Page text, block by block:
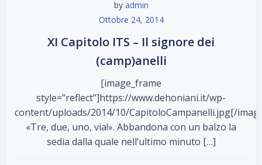
by admin
Ottobre 24, 2014
XI Capitolo ITS – Il signore dei
(camp)anelli
[image_frame
style=”reflect”]https://www.dehoniani.it/wp-
content/uploads/2014/10/CapitoloCampanelli.jpg[/
«Tre, due, uno, via!». Abbandona con un balzo la
sedia dalla quale nell’ultimo minuto […]